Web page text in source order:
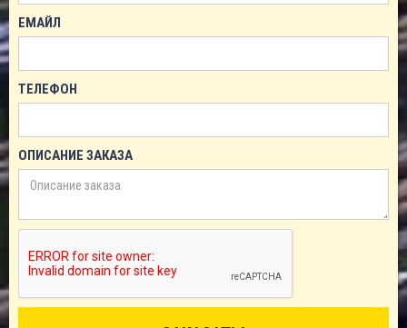
ЕМАЙЛ
ТЕЛЕФОН
ОПИСАНИЕ ЗАКАЗА